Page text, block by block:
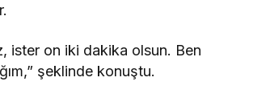
ister on iki dakika olsun. Ben
şeklinde konuştu.